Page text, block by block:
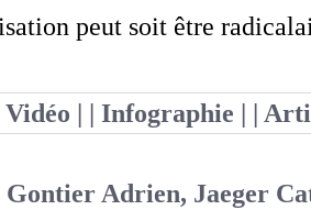
peut soit être
Vidéo | | Infographie | |
Gontier Adrien, Jaeger